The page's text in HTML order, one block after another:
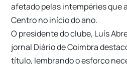
afetado pelas intempéries que
Centro no início do ano.
O presidente do clube, Luís
jornal Diário de Coimbra
título, lembrando o esforço